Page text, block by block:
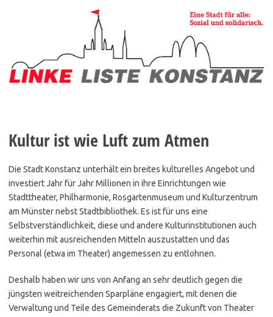
Kultur ist wie Luft zum Atmen
Die Stadt Konstanz unterhält ein breites kulturelles Angebot und
investiert Jahr für Jahr Millionen in ihre Einrichtungen wie
Stadttheater, Philharmonie, Rosgartenmuseum und Kulturzentrum
am Münster nebst Stadtbibliothek. Es ist für uns eine
Selbstverständlichkeit, diese und andere Kulturinstitutionen auch
weiterhin mit ausreichenden Mitteln auszustatten und das
Personal (etwa im Theater) angemessen zu entlohnen.
Deshalb haben wir uns von Anfang an sehr deutlich gegen die
jüngsten weitreichenden Sparpläne engagiert, mit denen die
Verwaltung und Teile des Gemeinderats die Zukunft von Theater